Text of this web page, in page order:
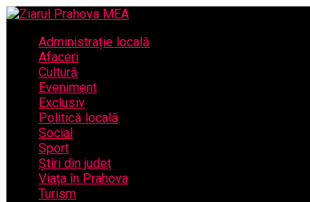
Administrație locală
Afaceri
Cultură
Eveniment
Exclusiv
Politică locală
Social
Sport
Știri din județ
Viața în Prahova
Turism